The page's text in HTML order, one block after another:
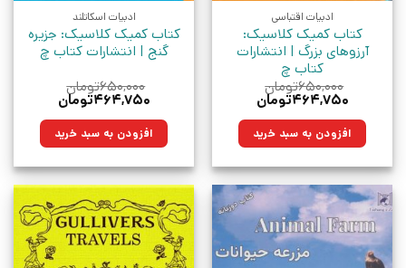
ادبیات اقتباسی
کتاب کمیک کلاسیک:
آرزوهای بزرگ | انتشارات
کتاب چ
۶۵۰,۰۰۰تومان
قیمت
۶۵۰,۰۰۰تومان
بود.
۴۶۴,۷۵۰تومان
۴۶۴,۷۵۰تومان.افزودن به سبد خرید
ادبیات اسکاتلند
کتاب کمیک کلاسیک: جزیره
گنج | انتشارات کتاب چ
۶۵۰,۰۰۰تومان
قیمت
۶۵۰,۰۰۰تومان
بود.
۴۶۴,۷۵۰تومان
۴۶۴,۷۵۰تومان.افزودن به سبد خرید